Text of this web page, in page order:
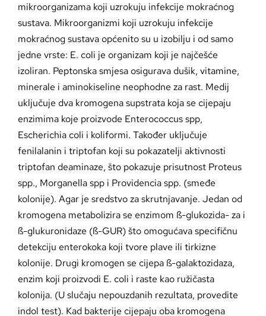
mikroorganizama koji uzrokuju infekcije mokraćnog
sustava. Mikroorganizmi koji uzrokuju infekcije
mokraćnog sustava općenito su u izobilju i od samo
jedne vrste: E. coli je organizam koji je najčešće
izoliran. Peptonska smjesa osigurava dušik, vitamine,
minerale i aminokiseline neophodne za rast. Medij
uključuje dva kromogena supstrata koja se cijepaju
enzimima koje proizvode Enterococcus spp,
Escherichia coli i koliformi. Također uključuje
fenilalanin i triptofan koji su pokazatelji aktivnosti
triptofan deaminaze, što pokazuje prisutnost Proteus
spp., Morganella spp i Providencia spp. (smeđe
kolonije). Agar je sredstvo za skrutnjavanje. Jedan od
kromogena metabolizira se enzimom ß-glukozida- za i
ß-glukuronidaze (ß-GUR) što omogućava specifičnu
detekciju enterokoka koji tvore plave ili tirkizne
kolonije. Drugi kromogen se cijepa ß-galaktozidaza,
enzim koji proizvodi E. coli i raste kao ružičasta
kolonija. (U slučaju nepouzdanih rezultata, provedite
indol test). Kad bakterije cijepaju oba kromogena